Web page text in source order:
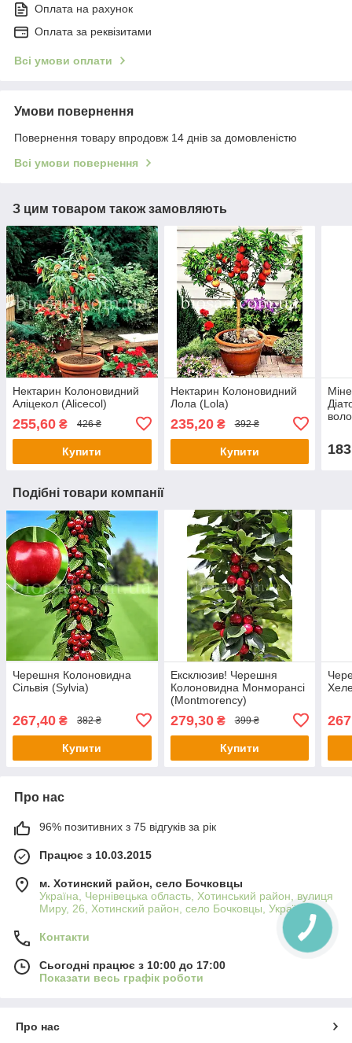
Оплата на рахунок
Оплата за реквізитами
Всі умови оплати
Умови повернення
Повернення товару впродовж 14 днів за домовленістю
Всі умови повернення
З цим товаром також замовляють
Нектарин Колоновидний
Аліцекол (Alicecol)
255,60 ₴ 426 ₴
Купити
Нектарин Колоновидний
Лола (Lola)
235,20₴ 392 ₴
Купити 183
Подібні товари компанії
Черешня Колоновидна
Сільвія (Sylvia)
267,40 ₴ 382 ₴
Купити
Ексклюзив! Черешня
Колоновидна Монморансі
(Montmorency)
279,30₴ 399 ₴
Купити
Про нас
96% позитивних з 75 відгуків за рік
Працює з 10.03.2015
м. Хотинский район, село Бочковцы
Україна, Чернівецька область, Хотинський район, вулиця
Миру, 26, Хотинский район, село Бочковцы, Україна
Контакти
Сьогодні працює з 10:00 до 17:00
Показати весь графік роботи
Про нас